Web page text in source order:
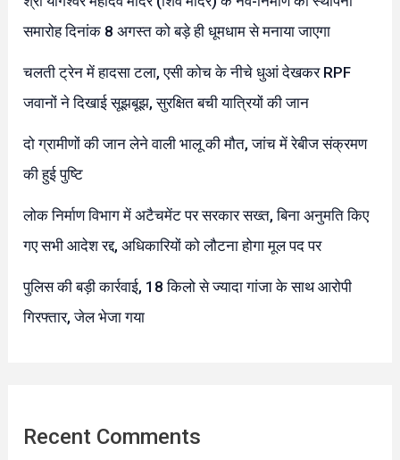
समारोह दिनांक 8 अगस्त को बड़े ही धूमधाम से मनाया जाएगा
चलती ट्रेन में हादसा टला, एसी कोच के नीचे धुआं देखकर RPF
जवानों ने दिखाई सूझबूझ, सुरक्षित बची यात्रियों की जान
दो ग्रामीणों की जान लेने वाली भालू की मौत, जांच में रेबीज संक्रमण
की हुई पुष्टि
लोक निर्माण विभाग में अटैचमेंट पर सरकार सख्त, बिना अनुमति किए
गए सभी आदेश रद्द, अधिकारियों को लौटना होगा मूल पद पर
पुलिस की बड़ी कार्रवाई, 18 किलो से ज्यादा गांजा के साथ आरोपी
गिरफ्तार, जेल भेजा गया
Recent Comments